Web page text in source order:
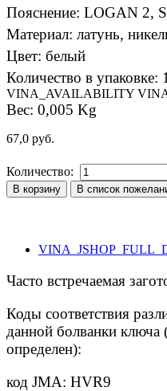
Пояснение: LOGAN 2,
Материал: латунь,
Цвет: белый
Количество в упаковке: 1
VINA_AVAILABILITY
Вес: 0,005 Kg
67,0 руб.
Количество:
Часто встречаемая
Коды соответствия
данной болванки ключа
определен):
код JMA: HVR9